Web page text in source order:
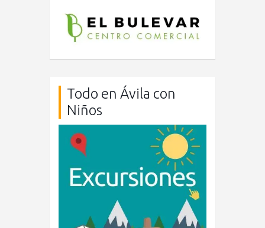
Todo en Ávila con
Niños